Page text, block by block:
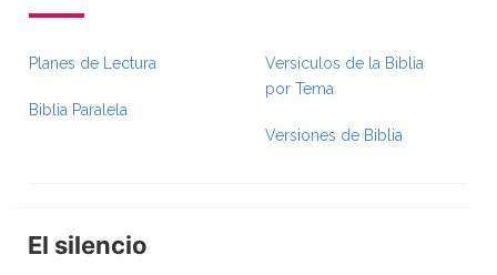
Planes de Lectura
Biblia Paralela
Versículos de la Biblia
por Tema
Versiones de Biblia
El silencio